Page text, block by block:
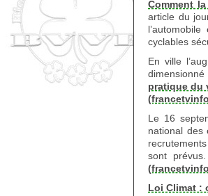
Comment
article du
cyclables
En ville
pratique du
Le 16
national des
sont
Loi Climat :